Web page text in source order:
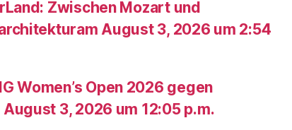
Zwischen Mozart und
August 3, 2026 um 2:54
Women’s Open 2026 gegen
3, 2026 um 12:05 p.m.